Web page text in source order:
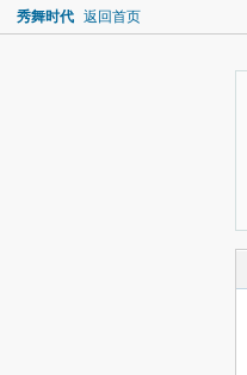
秀舞时代 返回首页